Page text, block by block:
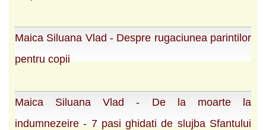
Maica Siluana Vlad - Despre rugaciunea parintilor
pentru copii
Maica Siluana Vlad - De la moarte la
indumnezeire - 7 pasi ghidati de slujba Sfantului